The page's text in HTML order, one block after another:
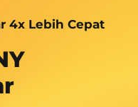
4x Lebih Cepat